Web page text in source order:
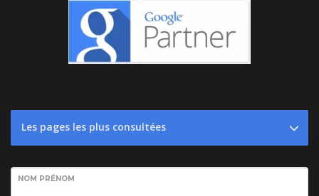
Les pages les plus consultées
NOM PRÉNOM